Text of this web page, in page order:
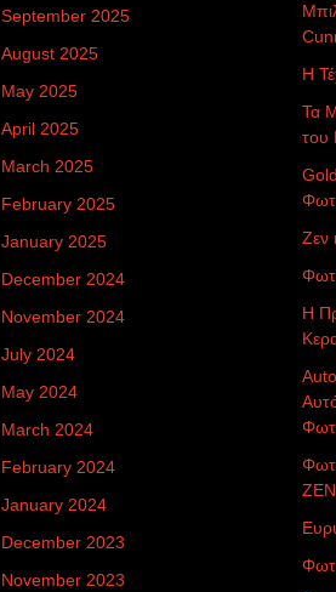
Η
Τα
του
Ζεν
Η
September 2025
August 2025
May 2025
April 2025
March 2025
February 2025
January 2025
December 2024
November 2024
July 2024
May 2024
March 2024
February 2024
January 2024
December 2023
November 2023